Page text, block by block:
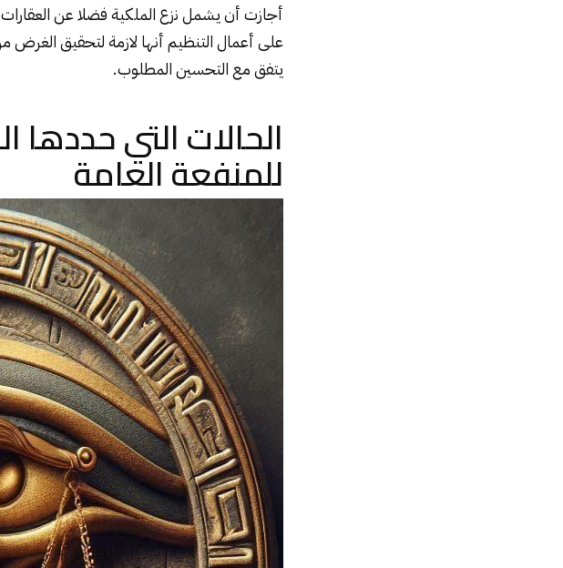
أجازت أن يشمل نزع الملكية فضلا عن العقارات
على أعمال التنظيم أنها لازمة لتحقيق
يتفق مع التحسين المطلوب.
الحالات التي حددها
للمنفعة العامة